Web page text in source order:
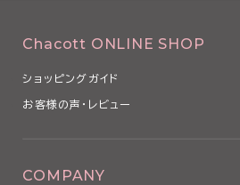
Chacott ONLINE SHOP
ショッピングガイド
お客様の声・レビュー
COMPANY